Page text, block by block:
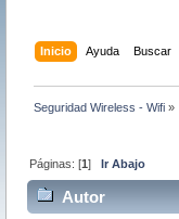
Inicio Ayuda Buscar
Seguridad Wireless - Wifi »
Páginas: [1]Ir Abajo
Autor